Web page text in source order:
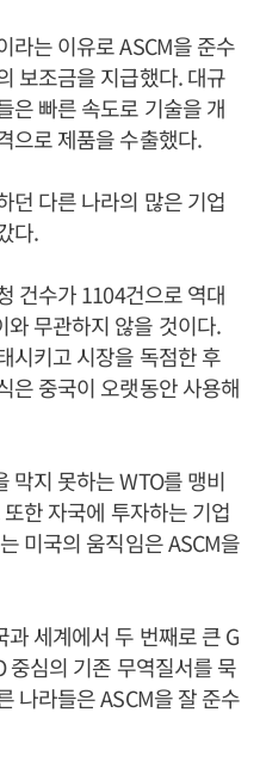
라는 이유로 ASCM을 준수
보조금을 지급했다. 대규
은 빠른 속도로 기술을 개
으로 제품을 수출했다.
던 다른 나라의 많은 기업
다.
건수가 1104건으로 역대
무관하지 않을 것이다.
시키고 시장을 독점한 후
은 중국이 오랫동안 사용해
막지 못하는 WTO를 맹비
한 자국에 투자하는 기업
미국의 움직임은 ASCM을
세계에서 두 번째로 큰 G
중심의 기존 무역질서를 묵
나라들은 ASCM을 잘 준수